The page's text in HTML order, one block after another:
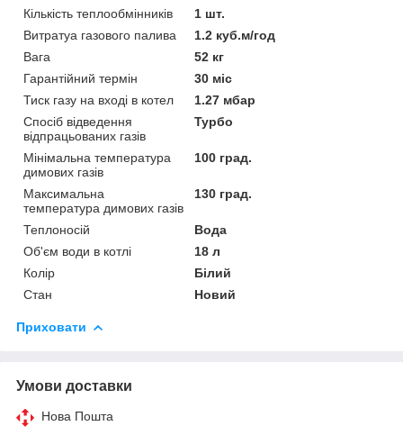
Кількість теплообмінників
1 шт.
Витратуа газового палива
1.2 куб.м/год
Вага
52 кг
Гарантійний термін
30 міс
Тиск газу на вході в котел
1.27 мбар
Спосіб відведення
відпрацьованих газів
Турбо
Мінімальна температура
димових газів
100 град.
Максимальна
температура димових газів
130 град.
Теплоносій
Вода
Об'єм води в котлі
18 л
Колір
Білий
Стан
Новий
Приховати
Умови доставки
Нова Пошта